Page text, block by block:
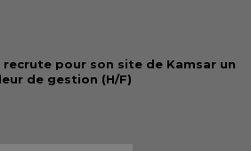
recrute pour son site de Kamsar un
de gestion (H/F)